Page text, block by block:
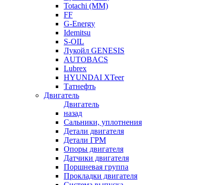
Totachi (MM)
FF
G-Energy
Idemitsu
S-OIL
Лукойл GENESIS
AUTOBACS
Lubrex
HYUNDAI XTeer
Татнефть
Двигатель
Двигатель
назад
Сальники, уплотнения
Детали двигателя
Детали ГРМ
Опоры двигателя
Датчики двигателя
Поршневая группа
Прокладки двигателя